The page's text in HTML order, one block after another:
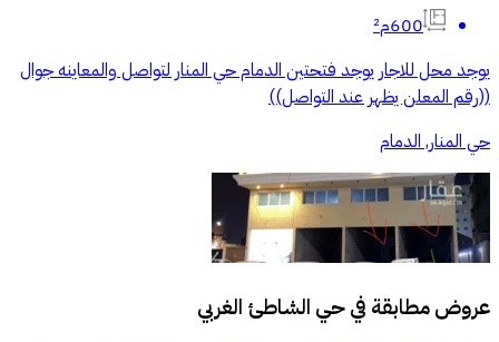
600م²
يوجد محل للاجار يوجد فتحتين الدمام حي المنار لتواصل والمعاينه جوال
((رقم المعلن يظهر عند التواصل))
حي المنار, الدمام
عروض مطابقة فيحي الشاطئ الغربي